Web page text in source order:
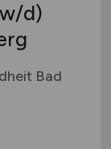
d)
Bad